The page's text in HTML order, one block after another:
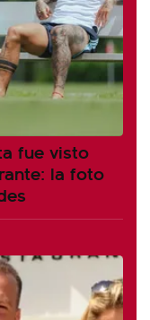
fue visto
la foto